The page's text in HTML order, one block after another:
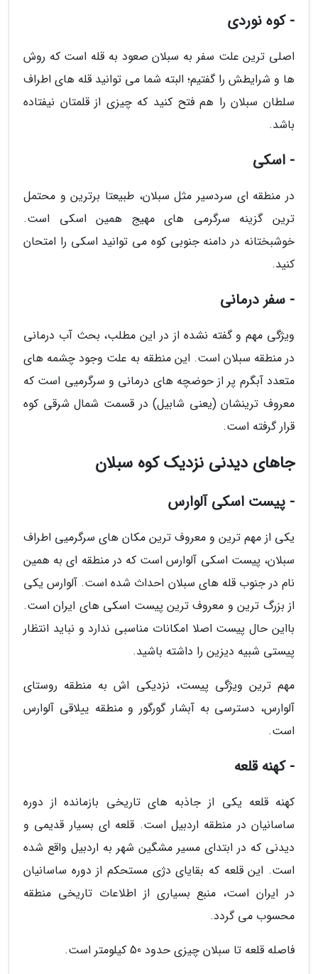
- کوه نوردی
اصلی ترین علت سفر به سبلان صعود به قله است که روش
ها و شرایطش را گفتیم؛ البته شما می توانید قله های اطراف
سلطان سبلان را هم فتح کنید که چیزی از قلمتان نیفتاده
باشد.
- اسکی
در منطقه ای سردسیر مثل سبلان، طبیعتا برترین و محتمل
ترین گزینه سرگرمی های مهیج همین اسکی است.
خوشبختانه در دامنه جنوبی کوه می توانید اسکی را امتحان
کنید.
- سفر درمانی
ویژگی مهم و گفته نشده از در این مطلب، بحث آب درمانی
در منطقه سبلان است. این منطقه به علت وجود چشمه های
متعدد آبگرم پر از حوضچه های درمانی و سرگرمیی است که
معروف ترینشان (یعنی شابیل) در قسمت شمال شرقی کوه
قرار گرفته است.
جاهای دیدنی نزدیک کوه سبلان
- پیست اسکی آلوارس
یکی از مهم ترین و معروف ترین مکان های سرگرمیی اطراف
سبلان، پیست اسکی آلوارس است که در منطقه ای به همین
نام در جنوب قله های سبلان احداث شده است. آلوارس یکی
از بزرگ ترین و معروف ترین پیست اسکی های ایران است.
بااین حال پیست اصلا امکانات مناسبی ندارد و نباید انتظار
پیستی شبیه دیزین را داشته باشید.
مهم ترین ویژگی پیست، نزدیکی اش به منطقه روستای
آلوارس، دسترسی به آبشار گورگور و منطقه ییلاقی آلوارس
است.
- کهنه قلعه
کهنه قلعه یکی از جاذبه های تاریخی بازمانده از دوره
ساسانیان در منطقه اردبیل است. قلعه ای بسیار قدیمی و
دیدنی که در ابتدای مسیر مشگین شهر به اردبیل واقع شده
است. این قلعه که بقایای دژی مستحکم از دوره ساسانیان
در ایران است، منبع بسیاری از اطلاعات تاریخی منطقه
محسوب می گردد.
فاصله قلعه تا سبلان چیزی حدود 50 کیلومتر است.